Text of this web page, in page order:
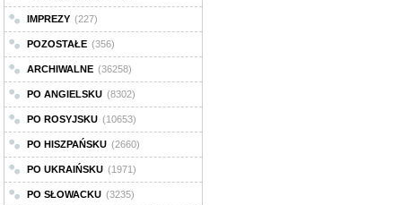
IMPREZY (227)
POZOSTAŁE (356)
ARCHIWALNE (36258)
PO ANGIELSKU (8302)
PO ROSYJSKU (10653)
PO HISZPAŃSKU (2660)
PO UKRAIŃSKU (1971)
PO SŁOWACKU (3235)